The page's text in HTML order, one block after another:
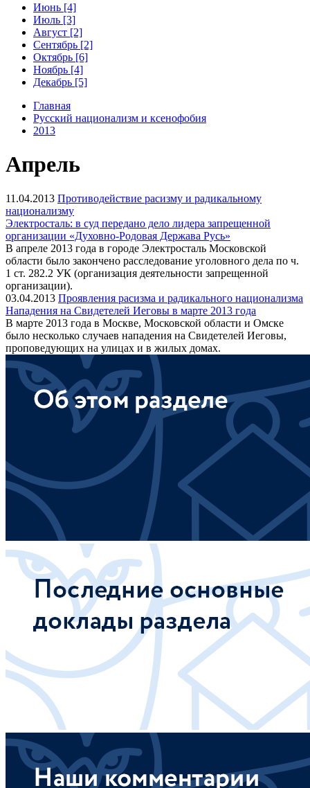
Июнь [4]
Июль [3]
Август [2]
Сентябрь [2]
Октябрь [6]
Ноябрь [4]
Декабрь [5]
Главная
Русский национализм и ксенофобия
2013
Апрель
11.04.2013 Противодействие расизму и радикальному
национализму
Электросталь: в суд передано дело лидера запрещенной
организации «Духовно-Родовая Держава Русь»
В апреле 2013 года в городе Электросталь Московской
области было закончено расследование уголовного дела по ч.
1 ст. 282.2 УК (организация деятельности запрещенной
организации).
03.04.2013 Проявления расизма и радикального национализма
Нападения на Свидетелей Иеговы в марте 2013 года
В марте 2013 года в Москве, Московской области и Омске
было несколько случаев нападения на Свидетелей Иеговы,
проповедующих на улицах и в жилых домах.